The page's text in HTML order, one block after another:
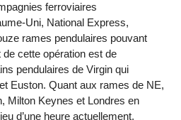
ferroviaires
Uni, National Express,
rames pendulaires pouvant
cette opération est de
pendulaires de Virgin qui
Euston. Quant aux rames de NE,
Milton Keynes et Londres en
d’une heure actuellement.